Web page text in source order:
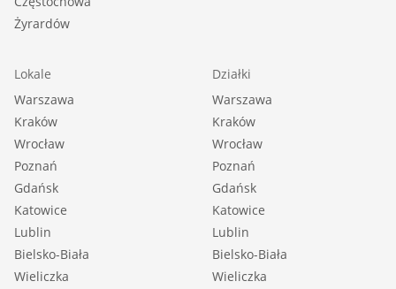
Żyrardów
Lokale
Warszawa
Kraków
Wrocław
Poznań
Gdańsk
Katowice
Lublin
Bielsko-Biała
Wieliczka
Działki
Warszawa
Kraków
Wrocław
Poznań
Gdańsk
Katowice
Lublin
Bielsko-Biała
Wieliczka